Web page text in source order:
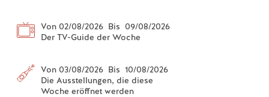
Von 02/08/2026 Bis 09/08/2026
Der TV-Guide der Woche
Von 03/08/2026 Bis 10/08/2026
Die Ausstellungen, die diese
Woche eröffnet werden